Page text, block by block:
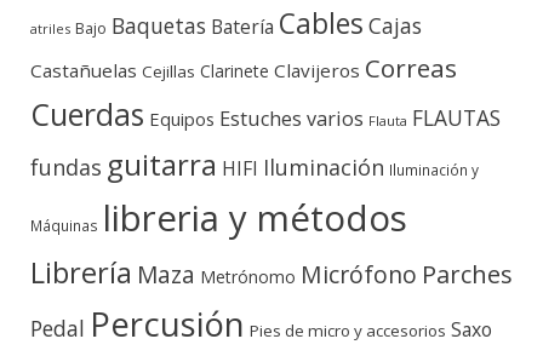
atriles Bajo Baquetas Batería Cables Cajas
Castañuelas Cejillas Clarinete Clavijeros Correas
Cuerdas Equipos Estuches varios Flauta FLAUTAS
fundas guitarra HIFI Iluminación Iluminación y
Máquinas libreria y métodos
Librería Maza Metrónomo Micrófono Parches
Pedal Percusión Pies de micro y accesorios Saxo